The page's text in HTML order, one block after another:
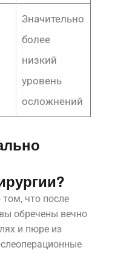
Значительно
более
низкий
уровень
осложнений
что после
обречены вечно
и пюре из